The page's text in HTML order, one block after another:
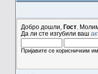
Добро дошли, Гост .
Да ли сте изгубили ваш
Пријавите се корисничким